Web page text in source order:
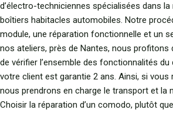
d’électro-techniciennes spécialisées dans
boîtiers habitacles automobiles. Notre
module, une réparation fonctionnelle et un
nos ateliers, près de Nantes, nous
de vérifier l’ensemble des fonctionnalités
votre client est garantie 2 ans. Ainsi, si
nous prendrons en charge le transport et la
Choisir la réparation d’un comodo, plutôt